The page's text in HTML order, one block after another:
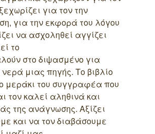
για τον την
για την εκφορά του λόγου
να ασχοληθεί αγγίζει
το
στο διψασμένο για
μιας πηγής. Το βιβλίο
μεράκι του συγγραφέα που
τον καλεί αληθινά και
της ανάγνωσης. Αξίζει
και να τον διαβάσουμε